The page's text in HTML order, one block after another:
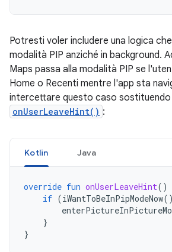
Potresti voler includere una logica
modalità PIP anziché in background.
Maps passa alla modalità PIP se
Home o Recenti mentre l'app sta
intercettare questo caso sostituendo
onUserLeaveHint() :
Kotlin Java
override fun onUserLeaveHint()
if (iWantToBeInPipModeNow
}
}